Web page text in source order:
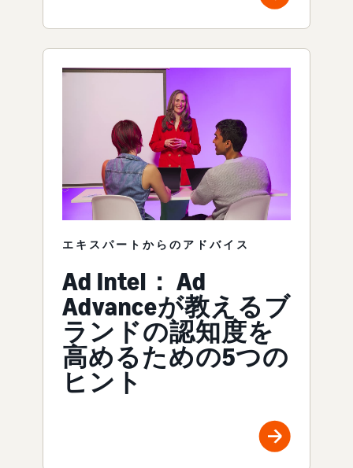
エキスパートからのアドバイス
Ad Intel： Ad
Advanceが教えるブ
ランドの認知度を
高めるための5つの
ヒント